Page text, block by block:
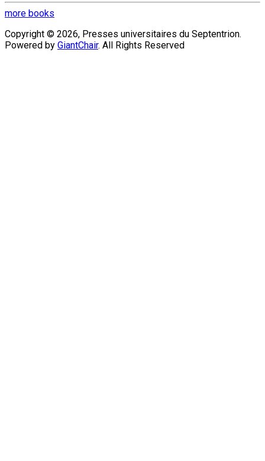
more books
Copyright © 2026, Presses universitaires du Septentrion.
Powered by GiantChair. All Rights Reserved